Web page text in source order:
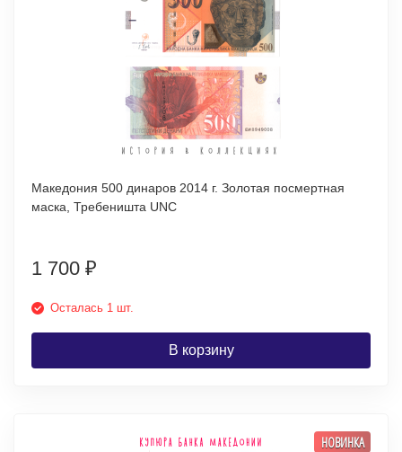
Македония 500 динаров 2014 г. Золотая посмертная
маска, Требеништа UNC
1 700 ₽
Осталась 1 шт.
В корзину
НОВИНКА